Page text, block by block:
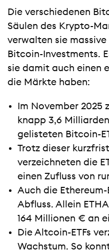
Die verschiedenen
Säulen des Krypto-
verwalten sie
Bitcoin-Investments.
sie damit auch einen
die Märkte haben:
Im November 2025
knapp 3,6
gelisteten Bitcoin-
Trotz dieser
verzeichneten die
einen Zufluss von
Auch die Ethereum-
Abfluss. Allein
164 Millionen € an
Die Altcoin-ETFs
Wachstum. So